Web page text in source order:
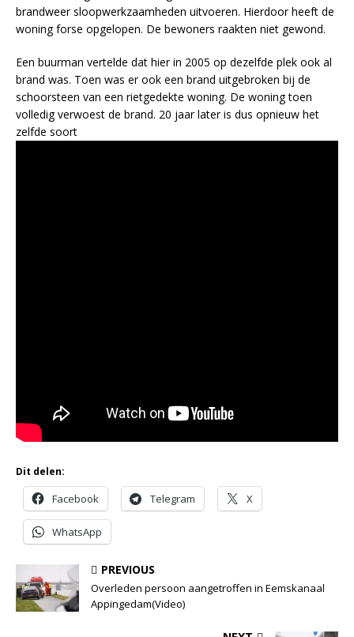
brandweer sloopwerkzaamheden uitvoeren. Hierdoor heeft de
woning forse opgelopen. De bewoners raakten niet gewond.
Een buurman vertelde dat hier in 2005 op dezelfde plek ook al
brand was. Toen was er ook een brand uitgebroken bij de
schoorsteen van een rietgedekte woning. De woning toen
volledig verwoest de brand. 20 jaar later is dus opnieuw het
zelfde soort
Dit delen:
Facebook Telegram X
WhatsApp
PREVIOUS
Overleden persoon aangetroffen in Eemskanaal
Appingedam(Video)